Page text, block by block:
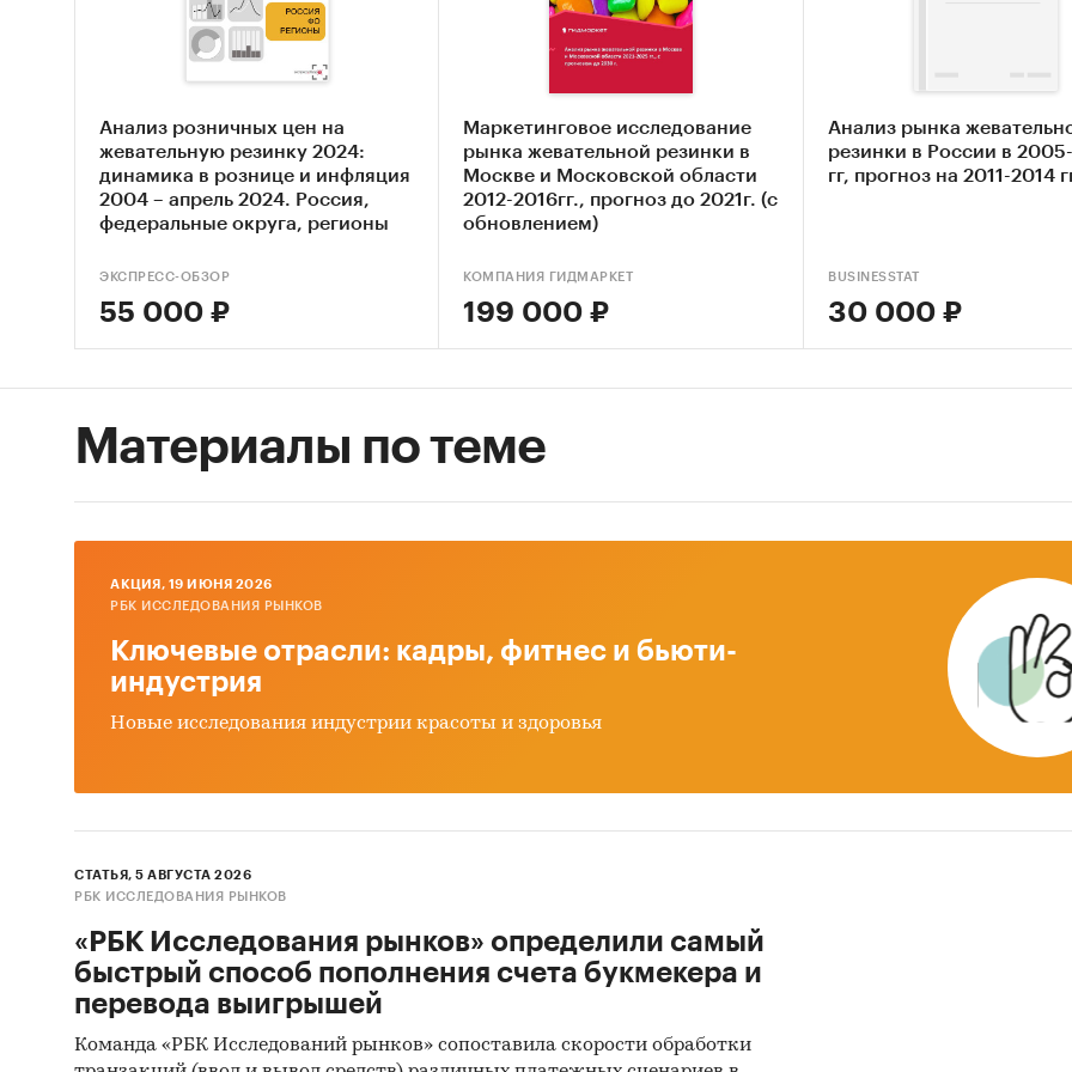
Описание основных конкурентов
Выявление текущих тенденций и перспектив развития
Оценка факторов инвестиционной привлекательности
жевательной резинки
Составление прогноза развития рынка до 2030 г.
Обзор российского рынка жевательной резинки
Конкурентный анализ на рынке жевательной
Анализ производства жевательной резинки
Анализ потребления жевательной резинки
Динамика и прогноз внешнеторговых поставок
Прогноз развития рынка жевательной резинки до 2030
Официальные интернет-порталы правовой информации
Отчетность эмитентов
Анализ розничных цен на
жевательную резинку 2024:
динамика в рознице и инфляция
2004 – апрель 2024. Россия,
федеральные округа, регионы
ЭКСПРЕСС-ОБЗОР
55 000 ₽
Маркетинговое исследование
рынка жевательной резинки в
Москве и Московской области
2012-2016гг., прогноз до 2021г. (с
обновлением)
КОМПАНИЯ ГИДМАРКЕТ
199 000 ₽
Анализ рынка
резинки в России в
гг, прогноз на 2011-2014
BUSINESSTAT
30 000 ₽
Материалы по теме
AКЦИЯ, 19 ИЮНЯ 2026
РБК ИССЛЕДОВАНИЯ РЫНКОВ
Ключевые отрасли: кадры, фитнес и бьюти-
индустрия
Новые исследования индустрии красоты и здоровья
СТАТЬЯ, 5 АВГУСТА 2026
РБК ИССЛЕДОВАНИЯ РЫНКОВ
«РБК Исследования рынков» определили самый
быстрый способ пополнения счета букмекера и
перевода выигрышей
Команда «РБК Исследований рынков» сопоставила скорости обработки